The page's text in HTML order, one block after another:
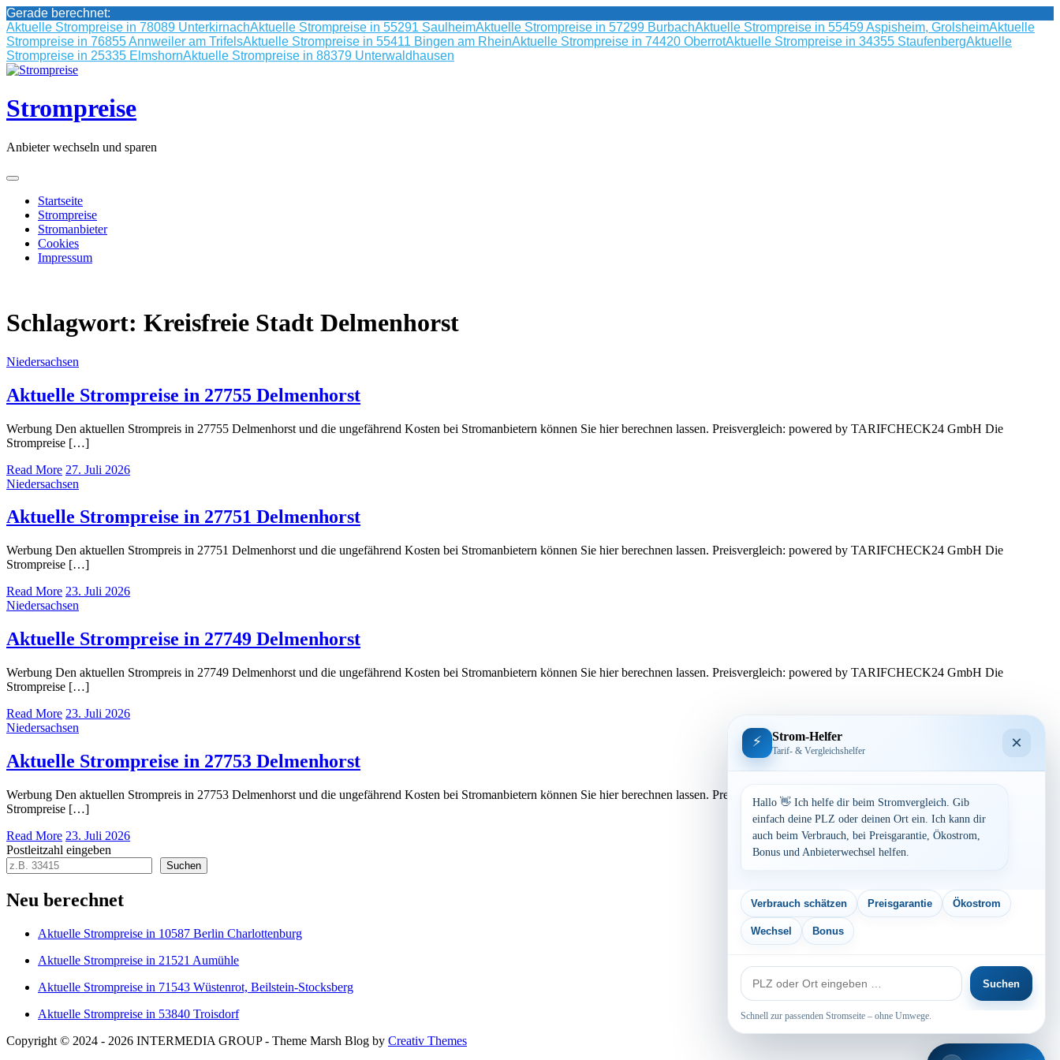
Gerade berechnet:
Aktuelle Strompreise in 78089 UnterkirnachAktuelle Strompreise in 55291 SaulheimAktuelle Strompreise in 57299 BurbachAktuelle Strompreise in 55459 Aspisheim, GrolsheimAktuelle
Strompreise in 76855 Annweiler am TrifelsAktuelle Strompreise in 55411 Bingen am RheinAktuelle Strompreise in 74420 OberrotAktuelle Strompreise in 34355 StaufenbergAktuelle
Strompreise in 25335 ElmshornAktuelle Strompreise in 88379 Unterwaldhausen
Skip
content
Strompreise
Anbieter wechseln und sparen
Startseite
Strompreise
Stromanbieter
Cookies
Impressum
Schlagwort: Kreisfreie Stadt Delmenhorst
Niedersachsen
Aktuelle Strompreise in 27755 Delmenhorst
Werbung Den aktuellen Strompreis in 27755 Delmenhorst und die ungefährend Kosten bei Stromanbietern können Sie hier berechnen lassen. Preisvergleich: powered by TARIFCHECK24 GmbH Die
Strompreise […]
Read More 27. Juli 2026
Niedersachsen
Aktuelle Strompreise in 27751 Delmenhorst
Werbung Den aktuellen Strompreis in 27751 Delmenhorst und die ungefährend Kosten bei Stromanbietern können Sie hier berechnen lassen. Preisvergleich: powered by TARIFCHECK24 GmbH Die
Strompreise […]
Read More 23. Juli 2026
Niedersachsen
Aktuelle Strompreise in 27749 Delmenhorst
Werbung Den aktuellen Strompreis in 27749 Delmenhorst und die ungefährend Kosten bei Stromanbietern können Sie hier berechnen lassen. Preisvergleich: powered by TARIFCHECK24 GmbH Die
Strompreise […]
Read More 23. Juli 2026
Niedersachsen
Aktuelle Strompreise in 27753 Delmenhorst
Werbung Den aktuellen Strompreis in 27753 Delmenhorst und die ungefährend Kosten bei Stromanbietern können Sie hier berechnen lassen. Preisvergleich: powered by TARIFCHECK24 GmbH Die
Strompreise […]
Read More 23. Juli 2026
Postleitzahl eingeben
Suchen
Neu berechnet
Aktuelle Strompreise in 10587 Berlin Charlottenburg
Aktuelle Strompreise in 21521 Aumühle
Aktuelle Strompreise in 71543 Wüstenrot, Beilstein-Stocksberg
Aktuelle Strompreise in 53840 Troisdorf
Copyright © 2024 - 2026 INTERMEDIA GROUP - Theme Marsh Blog by Creativ Themes
⚡ Strom-Helfer
Tarif- & Vergleichshelfer ×
Hallo 👋 Ich helfe dir beim Stromvergleich. Gib
einfach deine PLZ oder deinen Ort ein. Ich kann dir
auch beim Verbrauch, bei Preisgarantie, Ökostrom,
Bonus und Anbieterwechsel helfen.
Verbrauch schätzen Preisgarantie Ökostrom
Wechsel Bonus
PLZ
oder
Ort
Suchen
Schnell zur passenden Stromseite – ohne Umwege.